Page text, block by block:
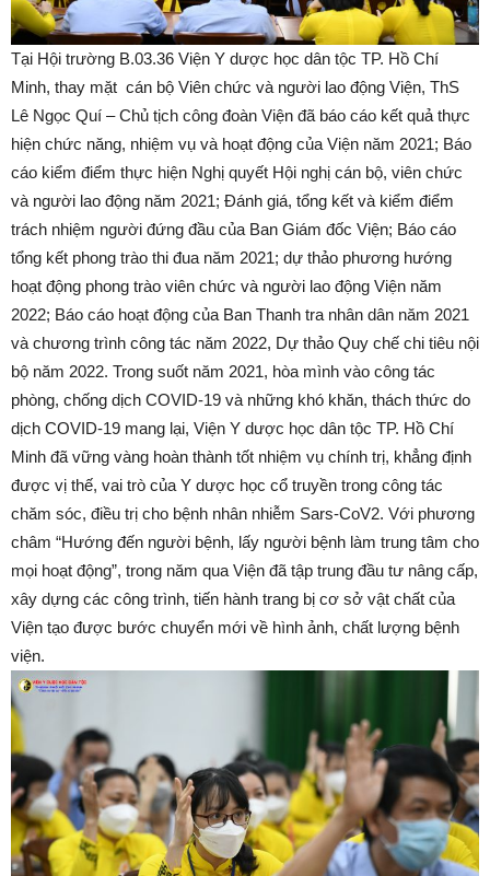
Tại Hội trường B.03.36 Viện Y dược học dân tộc TP. Hồ Chí
Minh, thay mặt cán bộ Viên chức và người lao động Viện, ThS
Lê Ngọc Quí – Chủ tịch công đoàn Viện đã báo cáo kết quả thực
hiện chức năng, nhiệm vụ và hoạt động của Viện năm 2021; Báo
cáo kiểm điểm thực hiện Nghị quyết Hội nghị cán bộ, viên chức
và người lao động năm 2021; Đánh giá, tổng kết và kiểm điểm
trách nhiệm người đứng đầu của Ban Giám đốc Viện; Báo cáo
tổng kết phong trào thi đua năm 2021; dự thảo phương hướng
hoạt động phong trào viên chức và người lao động Viện năm
2022; Báo cáo hoạt động của Ban Thanh tra nhân dân năm 2021
và chương trình công tác năm 2022, Dự thảo Quy chế chi tiêu nội
bộ năm 2022. Trong suốt năm 2021, hòa mình vào công tác
phòng, chống dịch COVID-19 và những khó khăn, thách thức do
dịch COVID-19 mang lại, Viện Y dược học dân tộc TP. Hồ Chí
Minh đã vững vàng hoàn thành tốt nhiệm vụ chính trị, khẳng định
được vị thế, vai trò của Y dược học cổ truyền trong công tác
chăm sóc, điều trị cho bệnh nhân nhiễm Sars-CoV2. Với phương
châm “Hướng đến người bệnh, lấy người bệnh làm trung tâm cho
mọi hoạt động”, trong năm qua Viện đã tập trung đầu tư nâng cấp,
xây dựng các công trình, tiến hành trang bị cơ sở vật chất của
Viện tạo được bước chuyển mới về hình ảnh, chất lượng bệnh
viện.